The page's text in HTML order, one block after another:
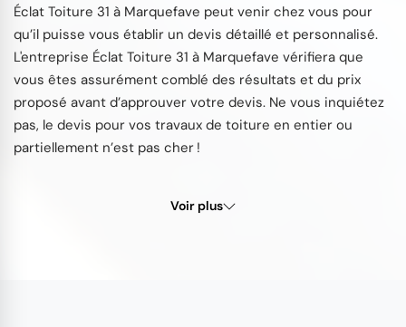
Éclat Toiture 31 à Marquefave peut venir chez vous pour
qu’il puisse vous établir un devis détaillé et personnalisé.
L'entreprise Éclat Toiture 31 à Marquefave vérifiera que
vous êtes assurément comblé des résultats et du prix
proposé avant d’approuver votre devis. Ne vous inquiétez
pas, le devis pour vos travaux de toiture en entier ou
partiellement n’est pas cher !
Voir plus